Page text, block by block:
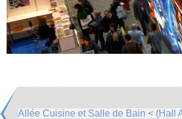
Allée Cuisine et Salle de Bain < (Hall